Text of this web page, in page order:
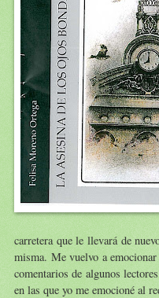
carretera que le llevará de
misma. Me vuelvo a
comentarios de algunos
en las que yo me emocioné al